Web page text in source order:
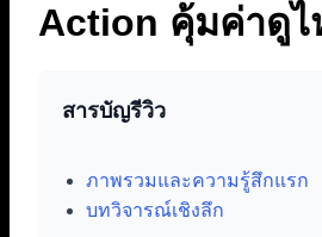
Action คุ้มค่าดูไ
สารบัญรีวิว
ภาพรวมและความรู้สึกแรก
บทวิจารณ์เชิงลึก